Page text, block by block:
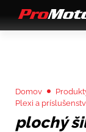
Domov
Plexi a
plochý